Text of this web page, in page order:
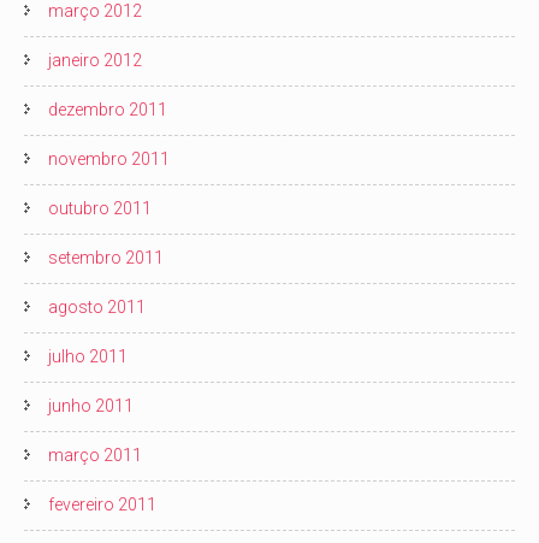
março 2012
janeiro 2012
dezembro 2011
novembro 2011
outubro 2011
setembro 2011
agosto 2011
julho 2011
junho 2011
março 2011
fevereiro 2011